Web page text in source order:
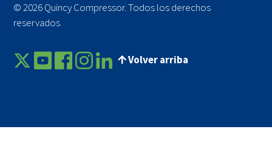
© 2026 Quincy Compressor. Todos los derechos
reservados
Volver arriba